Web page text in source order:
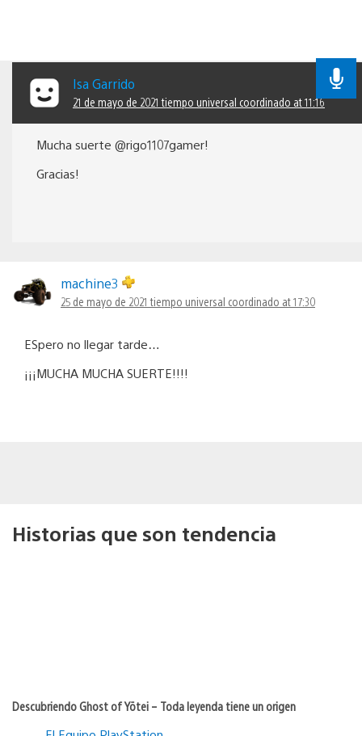
Isa Garrido
21 de mayo de 2021 tiempo universal coordinado at 11:16
Mucha suerte @rigo1107gamer!
Gracias!
machine3
25 de mayo de 2021 tiempo universal coordinado at 17:30
ESpero no llegar tarde…
¡¡¡MUCHA MUCHA SUERTE!!!!
Historias que son tendencia
Descubriendo Ghost of Yōtei – Toda leyenda tiene un origen